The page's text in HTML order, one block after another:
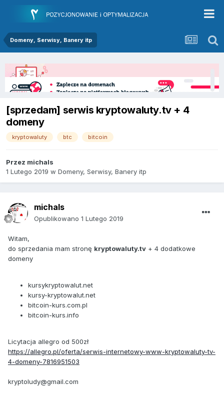
Domeny, Serwisy, Banery itp
[sprzedam] serwis kryptowaluty.tv + 4
domeny
kryptowaluty btc bitcoin
Przez michals
1 Lutego 2019 w Domeny, Serwisy, Banery itp
michals
Opublikowano 1 Lutego 2019
Witam,
do sprzedania mam stronę kryptowaluty.tv + 4 dodatkowe
domeny
kursykryptowalut.net
kursy-kryptowalut.net
bitcoin-kurs.com.pl
bitcoin-kurs.info
Licytacja allegro od 500zł
https://allegro.pl/oferta/serwis-internetowy-www-kryptowaluty-tv-
4-domeny-7816951503
kryptoludy@gmail.com